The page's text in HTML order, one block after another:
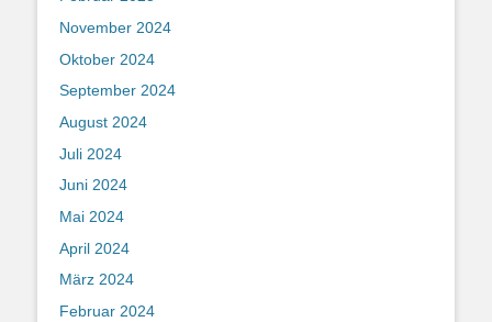
November 2024
Oktober 2024
September 2024
August 2024
Juli 2024
Juni 2024
Mai 2024
April 2024
März 2024
Februar 2024